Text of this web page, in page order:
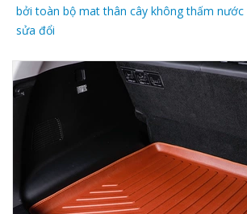
bởi toàn bộ mat thân cây không thấm nước
sửa đổi